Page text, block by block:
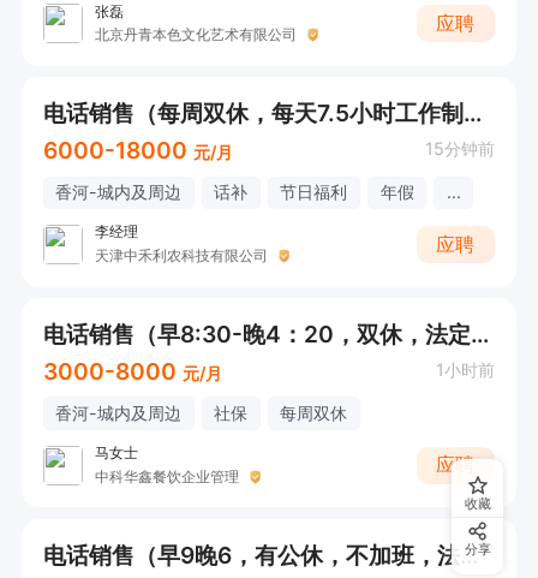
张磊
北京丹青本色文化艺术有限公司
应聘
电话销售（每周双休，每天7.5小时工作制，香河社保）
6000-18000 元/月 15分钟前
香河-城内及周边 话补 节日福利 年假 ...
李经理
天津中禾利农科技有限公司
应聘
电话销售（早8:30-晚4：20，双休，法定假日休）直接打电话说应聘香河电销
3000-8000 元/月 1小时前
香河-城内及周边 社保 每周双休
马女士
中科华鑫餐饮企业管理
应聘
电话销售（早9晚6，有公休，不加班，法定节假日）
收藏
分享